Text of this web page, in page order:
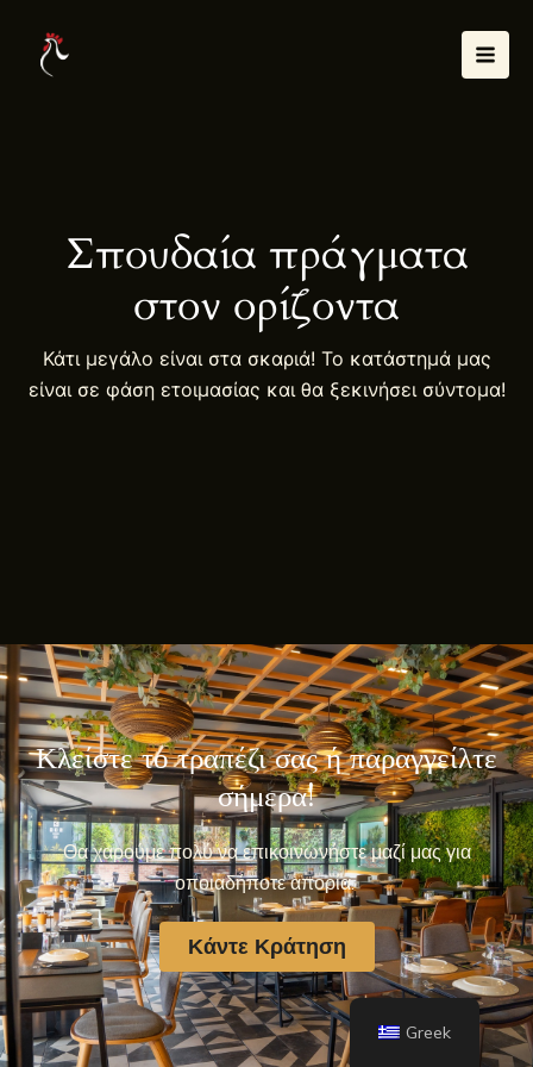
περιεχόμενο
Σπουδαία πράγματα
στον ορίζοντα
Κάτι μεγάλο είναι στα σκαριά! Το κατάστημά μας
είναι σε φάση ετοιμασίας και θα ξεκινήσει σύντομα!
Κλείστε το τραπέζι σας ή παραγγείλτε
σήμερα!
Θα χαρούμε πολύ να επικοινωνήστε μαζί μας για
οποιαδήποτε απορία.
Κάντε Κράτηση
Greek